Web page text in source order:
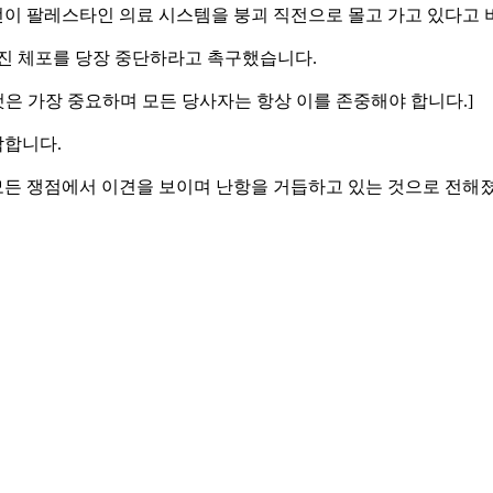
팔레스타인 의료 시스템을 붕괴 직전으로 몰고 가고 있다고
체포를 당장 중단하라고 촉구했습니다.
가장 중요하며 모든 당사자는 항상 이를 존중해야 합니다.]
합니다.
쟁점에서 이견을 보이며 난항을 거듭하고 있는 것으로 전해